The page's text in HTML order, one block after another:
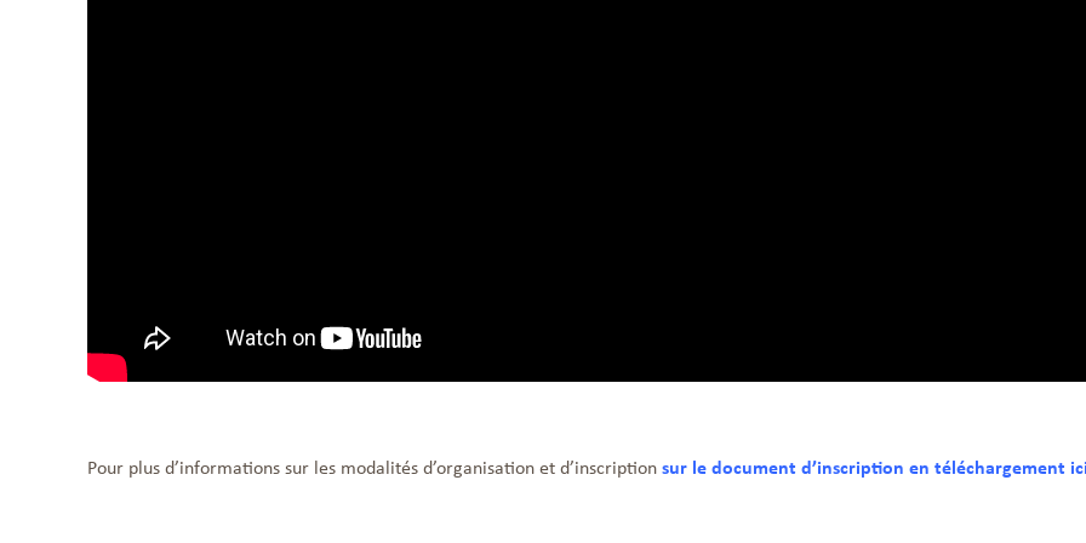
Pour plus d’informations sur les modalités d’organisation et d’inscriptionsur le document d’inscription en téléchargement